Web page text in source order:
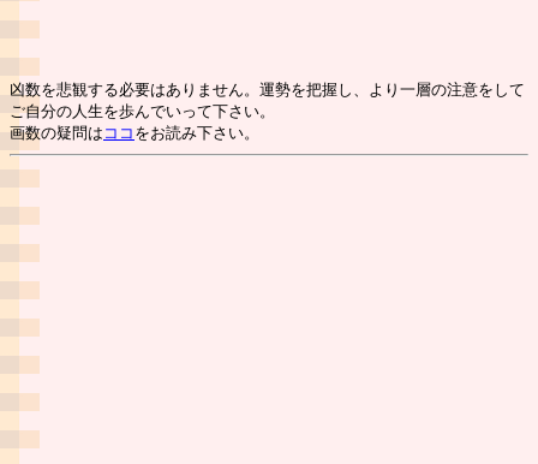
凶数を悲観する必要はありません。運勢を把握し、より一層の注意をして
ご自分の人生を歩んでいって下さい。
画数の疑問は ココ をお読み下さい。